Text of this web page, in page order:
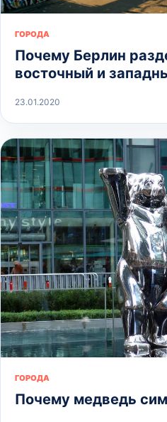
ГОРОДА
Почему Берлин
восточный и
23.01.2020
ГОРОДА
Почему медведь